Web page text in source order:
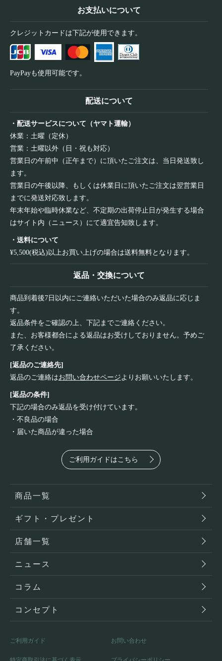
お支払いについて
クレジットカードは下記が使用できます。
PayPayも使用可能です。
配送について
・配送サービスについて（ヤマト運輸）
休業：土曜（定休）
営業：土曜以外（日・祝も対応）
営業日の午前中（正午まで）に頂いたご注文は、当日発送致し
ます。
営業日の午後以降、もしくは休業日に頂いたご注文は翌営業日
までに発送対応致します。
年末年始や臨時休業など、不定期の出荷停止日が発生する場合
はサイト内（ニュース）にて適宜告知致します。
・送料について
¥5,500(税込)以上お買い上げの場合は送料無料となります。
返品・交換について
商品到着後7日以内にご連絡いただいた場合のみ返品に応じま
す。
返品条件をご確認の上、下記までご連絡ください。
また、お客様都合による返品はお受けしておりません。予めご
了承ください。
[返品のご連絡先]
返品のご連絡はお問い合わせページ よりお願いいたします。
[返品の条件]
下記の場合のみ返品を受け付けています。
・不良品の場合
・届いた商品が違った場合
ご利用ガイドはこちら
商品一覧
ギフト・プレゼント
店舗一覧
ニュース
コラム
コンセプト
ご利用ガイド お問い合わせ